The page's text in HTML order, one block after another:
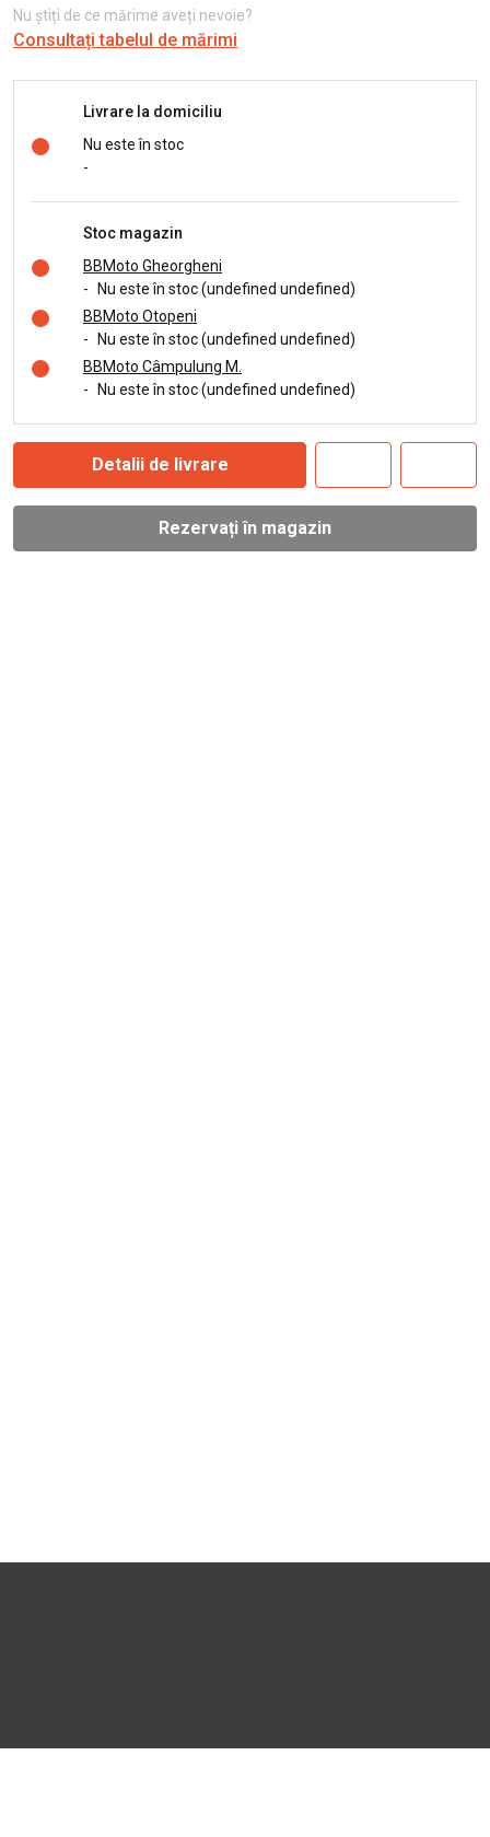
Nu știți de ce mărime aveți nevoie?
Consultați tabelul de mărimi
Livrare la domiciliu
Nu este în stoc
-
Stoc magazin
BBMoto Gheorgheni
-
Nu este în stoc (undefined undefined)
BBMoto Otopeni
-
Nu este în stoc (undefined undefined)
BBMoto Câmpulung M.
-
Nu este în stoc (undefined undefined)
Detalii de livrare
Rezervați în magazin